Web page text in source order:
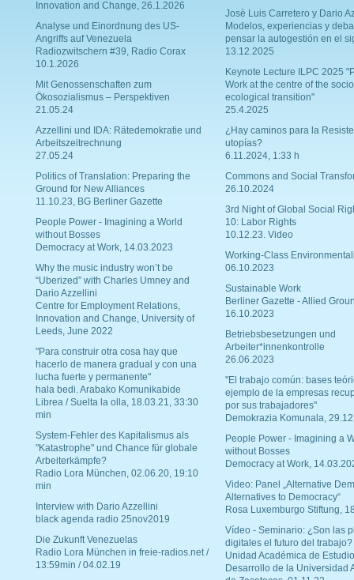
Innovation and Change, 26.1.2026
Analyse und Einordnung des US-
Angriffs auf Venezuela
Radiozwitschern #39, Radio Corax
10.1.2026
Mit Genossenschaften zum
Ökosozialismus – Perspektiven
21.05.24
Azzellini und IDA: Rätedemokratie und
Arbeitszeitrechnung
27.05.24
Politics of Translation: Preparing the
Ground for New Alliances
11.10.23, BG Berliner Gazette
People Power - Imagining a World
without Bosses
Democracy at Work, 14.03.2023
Why the music industry won’t be
“Uberized” with Charles Umney and
Dario Azzellini
Centre for Employment Relations,
Innovation and Change, University of
Leeds, June 2022
"Para construir otra cosa hay que
hacerlo de manera gradual y con una
lucha fuerte y permanente"
hala bedi. Arabako Komunikabide
Librea / Suelta la olla, 18.03.21, 33:30
min
System-Fehler des Kapitalismus als
"Katastrophe" und Chance für globale
Arbeiterkämpfe?
Radio Lora München, 02.06.20, 19:10
min
Interview with Dario Azzellini
black agenda radio 25nov2019
Die Zukunft Venezuelas
Radio Lora München in freie-radios.net /
13:59min / 04.02.19
Josè Luis Carretero y Dario
Modelos, experiencias y
pensar la autogestión en el
13.12.2025
Keynote Lecture ILPC 2025
Work at the centre of the
ecological transition"
25.4.2025
¿Hay caminos para la
utopías?
6.11.2024, 1:33 h
Commons and Social
26.10.2024
3rd Night of Global Social
10: Labor Rights
10.12.23. Video
Working-Class
06.10.2023
Sustainable Work
Berliner Gazette - Allied
16.10.2023
Betriebsbesetzungen und
Arbeiter*innenkontrolle
26.06.2023
"El trabajo común: bases
ejemplo de la empresas
por sus trabajadores"
Demokrazia Komunala,
People Power - Imagining a
without Bosses
Democracy at Work,
Video: Panel „Alternative
Alternatives to Democracy“
Rosa Luxemburgo Stiftung,
Vídeo - Seminario: ¿Son las
digitales el futuro del trabajo?
Unidad Académica de
Desarrollo de la Universidad